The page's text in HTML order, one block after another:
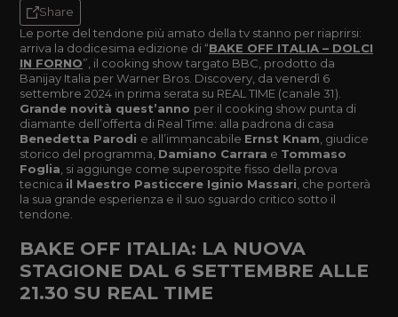
Share
Le porte del tendone più amato della tv stanno per riaprirsi:
arriva la dodicesima edizione di “BAKE OFF ITALIA – DOLCI
IN FORNO”, il cooking show targato BBC, prodotto da
Banijay Italia per Warner Bros. Discovery, da venerdì 6
settembre 2024 in prima serata su REAL TIME (canale 31).
Grande novità quest’anno per il cooking show punta di
diamante dell’offerta di Real Time: alla padrona di casa
Benedetta Parodi e all’immancabile Ernst Knam , giudice
storico del programma, Damiano Carrara e Tommaso
Foglia , si aggiunge come superospite fisso della prova
tecnica il Maestro Pasticcere Iginio Massari , che porterà
la sua grande esperienza e il suo sguardo critico sotto il
tendone.
BAKE OFF ITALIA: LA NUOVA
STAGIONE DAL 6 SETTEMBRE ALLE
21.30 SU REAL TIME